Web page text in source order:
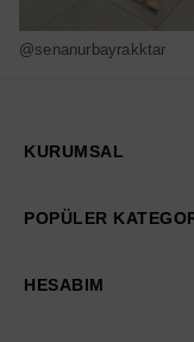
@senanurbayrakktar
KURUMSAL
POPÜLER
HESABIM